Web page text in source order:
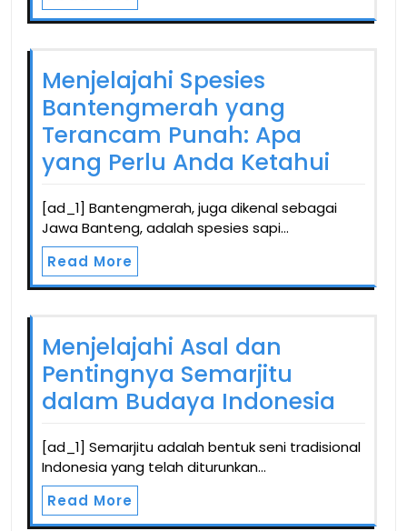
Menjelajahi Spesies
Bantengmerah yang
Terancam Punah: Apa
yang Perlu Anda Ketahui
[ad_1] Bantengmerah, juga dikenal sebagai
Jawa Banteng, adalah spesies sapi…
Read More
Menjelajahi Asal dan
Pentingnya Semarjitu
dalam Budaya Indonesia
[ad_1] Semarjitu adalah bentuk seni tradisional
Indonesia yang telah diturunkan…
Read More